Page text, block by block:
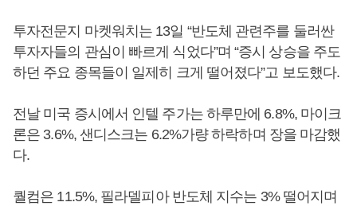
투자전문지 마켓워치는 13일 “반도체 관련주를 둘러싼
투자자들의 관심이 빠르게 식었다”며 “증시 상승을 주도
하던 주요 종목들이 일제히 크게 떨어졌다”고 보도했다.
전날 미국 증시에서 인텔 주가는 하루만에 6.8%, 마이크
론은 3.6%, 샌디스크는 6.2%가량 하락하며 장을 마감했
다.
퀄컴은 11.5%, 필라델피아 반도체 지수는 3% 떨어지며